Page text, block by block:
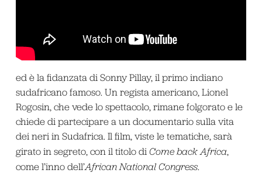
ed è la fidanzata di Sonny Pillay, il primo indiano
sudafricano famoso. Un regista americano, Lionel
Rogosin, che vede lo spettacolo, rimane folgorato e le
chiede di partecipare a un documentario sulla vita
dei neri in Sudafrica. Il film, viste le tematiche, sarà
girato in segreto, con il titolo di Come back Africa,
come l’inno dell’African National Congress.